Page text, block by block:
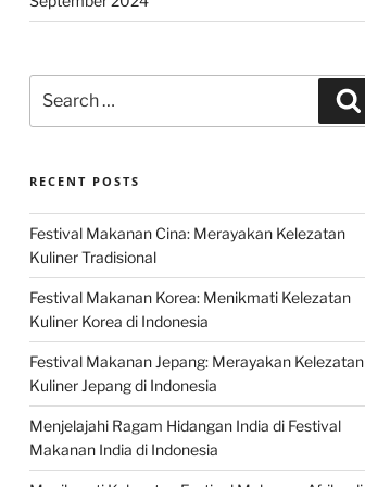
for:
RECENT POSTS
Festival Makanan Cina: Merayakan Kelezatan
Kuliner Tradisional
Festival Makanan Korea: Menikmati Kelezatan
Kuliner Korea di Indonesia
Festival Makanan Jepang: Merayakan Kelezatan
Kuliner Jepang di Indonesia
Menjelajahi Ragam Hidangan India di Festival
Makanan India di Indonesia